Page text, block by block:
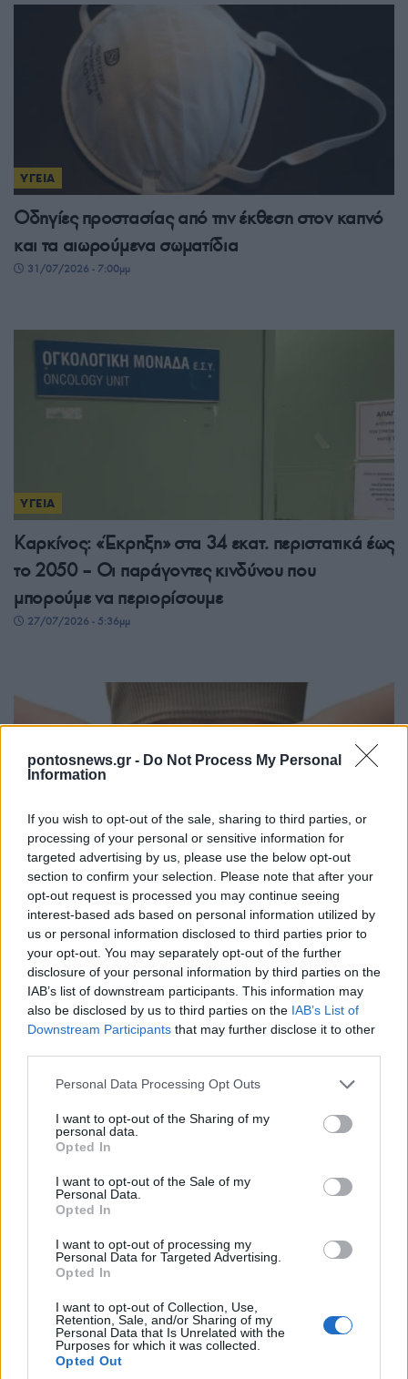
pontosnews.gr - Do Not Process My Personal
Information
If you wish to opt-out of the sale, sharing to third parties, or
processing of your personal or sensitive information for
targeted advertising by us, please use the below opt-out
section to confirm your selection. Please note that after your
opt-out request is processed you may continue seeing
interest-based ads based on personal information utilized by
us or personal information disclosed to third parties prior to
your opt-out. You may separately opt-out of the further
disclosure of your personal information by third parties on the
IAB’s list of downstream participants. This information may
also be disclosed by us to third parties on the IAB’s List of
Downstream Participants that may further disclose it to other
Please note that this website/app uses one or more Google
not limited to your visit or usage behaviour. You may click to
grant or deny consent to Google and its third-party tags to
use your data for below specified purposes in below Google
consent section.
Personal Data Processing Opt Outs
I want to opt-out of the Sharing of my
personal data.
Opted In
I want to opt-out of the Sale of my
Personal Data.
Opted In
I want to opt-out of processing my
Personal Data for Targeted Advertising.
Opted In
I want to opt-out of Collection, Use,
Retention, Sale, and/or Sharing of my
Personal Data that Is Unrelated with the
Purposes for which it was collected.
Opted Out
ΥΓΕΙΑ
Οδηγίες προστασίας από την έκθεση στον καπνό
και τα αιωρούμενα σωματίδια
31/07/2026 - 7:00μμ
ΥΓΕΙΑ
Καρκίνος: «Έκρηξη» στα 34 εκατ. περιστατικά έως
το 2050 – Οι παράγοντες κινδύνου που
μπορούμε να περιορίσουμε
27/07/2026 - 5:36μμ
ΥΓΕΙΑ
Ανεπάρκεια ωοθηκών: Τα 88 ενοχοποιητικά
γονίδια και τα συμπτώματα που δεν πρέπει να
αγνοήσετε
25/07/2026 - 1:43μμ
Έως πέντε καφέδες την ημέρα: Τι λέει η
Αμερικανική Καρδιολογική Εταιρεία